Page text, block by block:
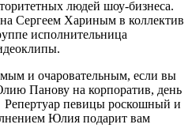
людей шоу-бизнеса.
Сергеем Хариным в коллектив
исполнительница
и очаровательным, если вы
Панову на корпоратив, день
певицы роскошный и
Юлия подарит вам